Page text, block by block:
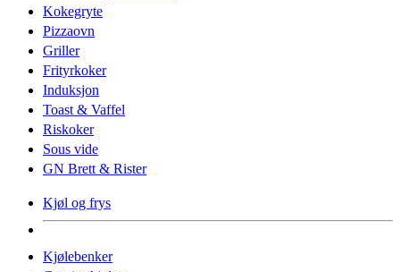
Kokegryte
Pizzaovn
Griller
Frityrkoker
Induksjon
Toast & Vaffel
Riskoker
Sous vide
GN Brett & Rister
Kjøl og frys
Kjølebenker